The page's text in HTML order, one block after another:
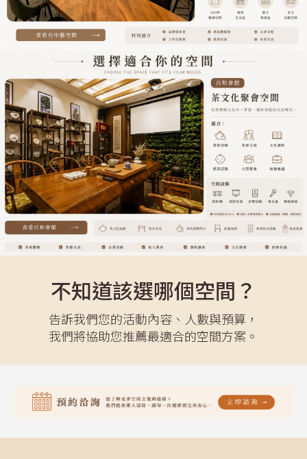
不知道該選哪個空間？
告訴我們您的活動內容、人數與預算，
我們將協助您推薦最適合的空間方案。